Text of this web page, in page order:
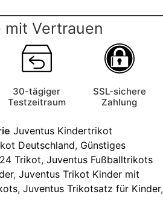
mit Vertrauen
30-tägiger
Testzeitraum
SSL-sichere
Zahlung
Juventus Kindertrikot
Deutschland, Günstiges
Trikot, Juventus Fußballtrikots
, Juventus Trikot Kinder mit
, Juventus Trikotsatz für Kinder,